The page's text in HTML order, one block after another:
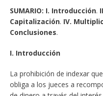
SUMARIO: I. Introducción.
Capitalización. IV.
Conclusiones.
I. Introducción
La prohibición de indexar
obliga a los jueces a